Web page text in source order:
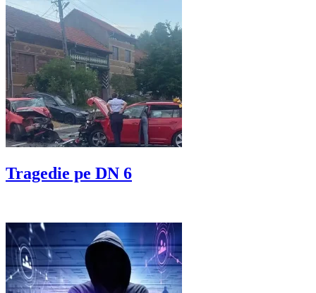
Tragedie pe DN 6